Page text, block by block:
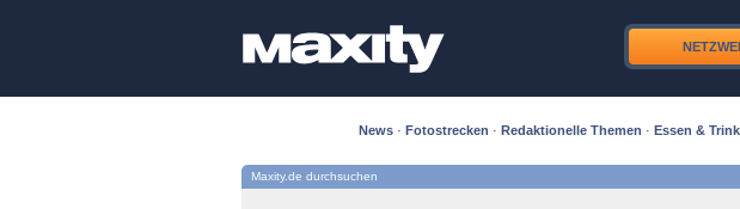
News · Fotostrecken · Redaktionelle Themen · Essen &
Maxity.de durchsuchen